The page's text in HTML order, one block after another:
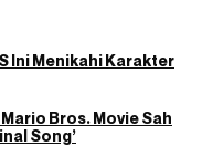
Ini Menikahi Karakter
Bros. Movie Sah
Song’